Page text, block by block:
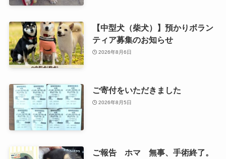
【中型犬（柴犬）】預かりボラン
ティア募集のお知らせ
2026年8月6日
ご寄付をいただきました
2026年8月5日
ご報告 ホマ 無事、手術終了。